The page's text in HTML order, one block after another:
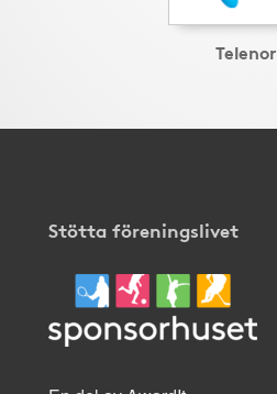
Telenor
Stötta föreningslivet